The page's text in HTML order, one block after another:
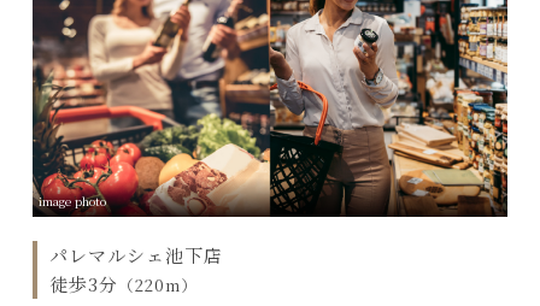
image photo
パレマルシェ池下店
徒歩3分 （220m）